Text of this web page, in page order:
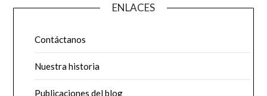
ENLACES
Contáctanos
Nuestra historia
Publicaciones del blog